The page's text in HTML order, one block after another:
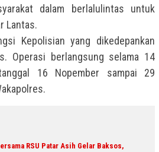
dalam berlalulintas untuk
Lantas.
Kepolisian yang dikedepankan
Operasi berlangsung selama 14
16 Nopember sampai 29
RSU Patar Asih Gelar Baksos,